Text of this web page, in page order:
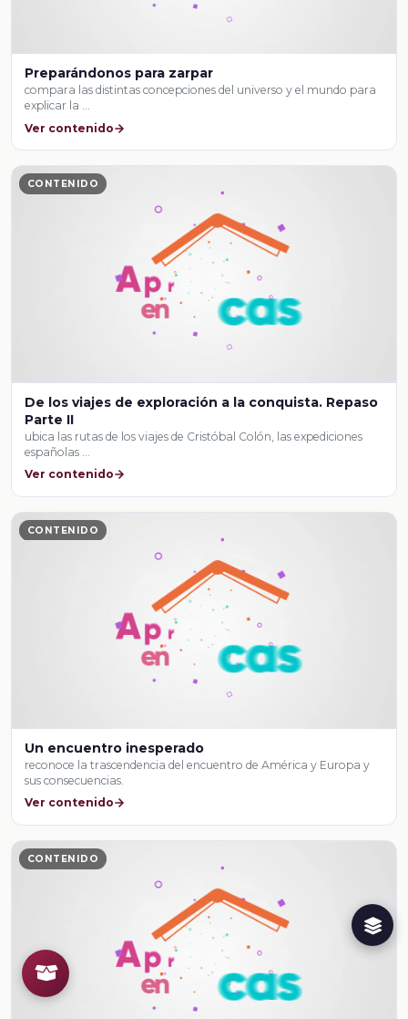
Preparándonos para zarpar
compara las distintas concepciones del universo y el mundo para
explicar la …
Ver contenido
CONTENIDO
De los viajes de exploración a la conquista. Repaso
Parte II
ubica las rutas de los viajes de Cristóbal Colón, las expediciones
españolas …
Ver contenido
CONTENIDO
Un encuentro inesperado
reconoce la trascendencia del encuentro de América y Europa y
sus consecuencias.
Ver contenido
CONTENIDO